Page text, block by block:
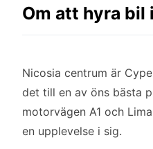
Om att hyra bil
Nicosia centrum är
det till en av öns bästa
motorvägen A1 och
en upplevelse i sig.